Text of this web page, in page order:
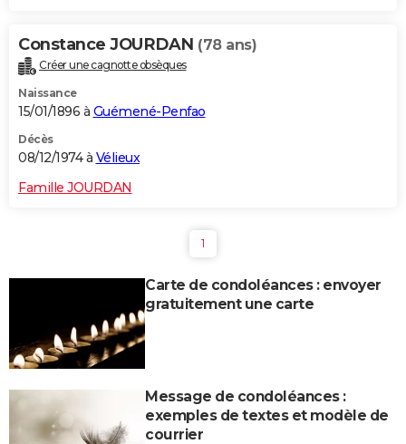
Constance JOURDAN (78 ans)
Créer une cagnotte obsèques
Naissance
15/01/1896 à Guémené-Penfao
Décès
08/12/1974 à Vélieux
Famille JOURDAN
1
Carte de condoléances : envoyer
gratuitement une carte
Message de condoléances :
exemples de textes et modèle de
courrier